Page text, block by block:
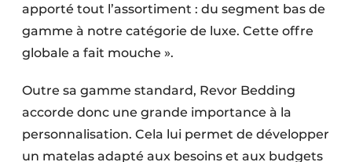
apporté tout l’assortiment : du segment bas de
gamme à notre catégorie de luxe. Cette offre
globale a fait mouche ».
Outre sa gamme standard, Revor Bedding
accorde donc une grande importance à la
personnalisation. Cela lui permet de développer
un matelas adapté aux besoins et aux budgets